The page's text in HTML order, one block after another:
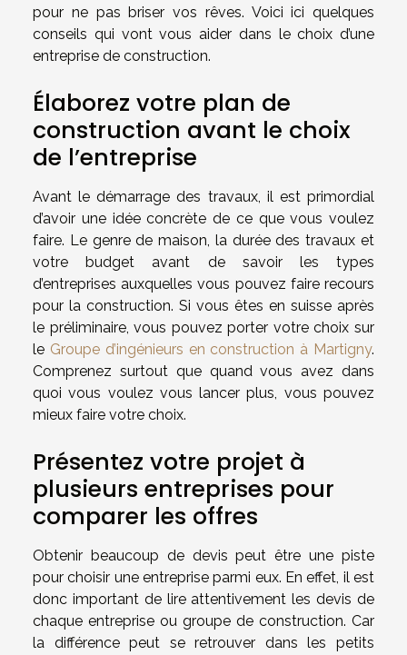
pour ne pas briser vos rêves. Voici ici quelques
conseils qui vont vous aider dans le choix d’une
entreprise de construction.
Élaborez votre plan de
construction avant le choix
de l’entreprise
Avant le démarrage des travaux, il est primordial
d’avoir une idée concrète de ce que vous voulez
faire. Le genre de maison, la durée des travaux et
votre budget avant de savoir les types
d’entreprises auxquelles vous pouvez faire recours
pour la construction. Si vous êtes en suisse après
le préliminaire, vous pouvez porter votre choix sur
le Groupe d’ingénieurs en construction à Martigny.
Comprenez surtout que quand vous avez dans
quoi vous voulez vous lancer plus, vous pouvez
mieux faire votre choix.
Présentez votre projet à
plusieurs entreprises pour
comparer les offres
Obtenir beaucoup de devis peut être une piste
pour choisir une entreprise parmi eux. En effet, il est
donc important de lire attentivement les devis de
chaque entreprise ou groupe de construction. Car
la différence peut se retrouver dans les petits